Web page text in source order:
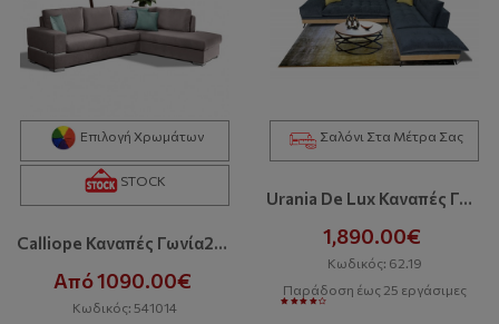
Επιλογή Χρωμάτων
STOCK
Calliope Καναπές Γωνία280x220x90 Cm Με Αδιάβροχο-Easy Clean Ύφασμα Bazaar
Από 1090.00€
Κωδικός: 541014
Σαλόνι Στα Μέτρα Σας
Urania De Lux Καναπές Γωνία
1,890.00€
Κωδικός: 62.19
Παράδοση έως 25 εργάσιμες